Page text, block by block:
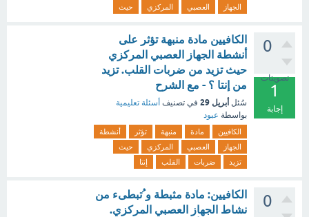
الجهاز
العصبي المركزي حيث
0
تصويتات
1
إجابة
الكافيين مادة منبهة تؤثر على
أنشطة الجهاز العصبي المركزي
حيث تزيد من ضربات القلب. تزيد
من إنتا ؟ - مع الشرح
سُئل أبريل 29 في تصنيف أسئلة تعليمية
بواسطة عبود
الكافيين مادة منبهة تؤثر
أنشطة
الجهاز
العصبي المركزي
حيث
تزيد
ضربات القلب إنتا
0
الكافيين: مادة مثبطة و ُتبطىء من
نشاط الجهاز العصبي المركزي.